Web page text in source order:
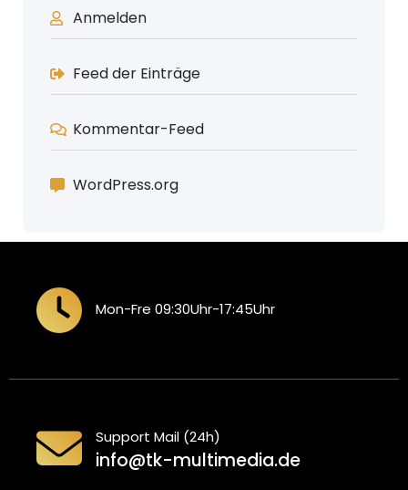
Anmelden
Feed der Einträge
Kommentar-Feed
WordPress.org
Mon-Fre 09:30Uhr-17:45Uhr
Support Mail (24h)
info@tk-multimedia.de